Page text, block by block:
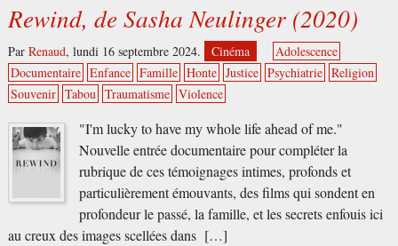
Rewind, de Sasha Neulinger (2020)
Par Renaud, lundi 16 septembre 2024. Cinéma
Adolescence
Documentaire Enfance Famille Honte Justice Psychiatrie Religion
Souvenir Tabou Traumatisme Violence
"I'm lucky to have my whole life ahead of me."
Nouvelle entrée documentaire pour compléter la
rubrique de ces témoignages intimes, profonds et
particulièrement émouvants, des films qui sondent en
profondeur le passé, la famille, et les secrets enfouis ici
au creux des images scellées dans […]